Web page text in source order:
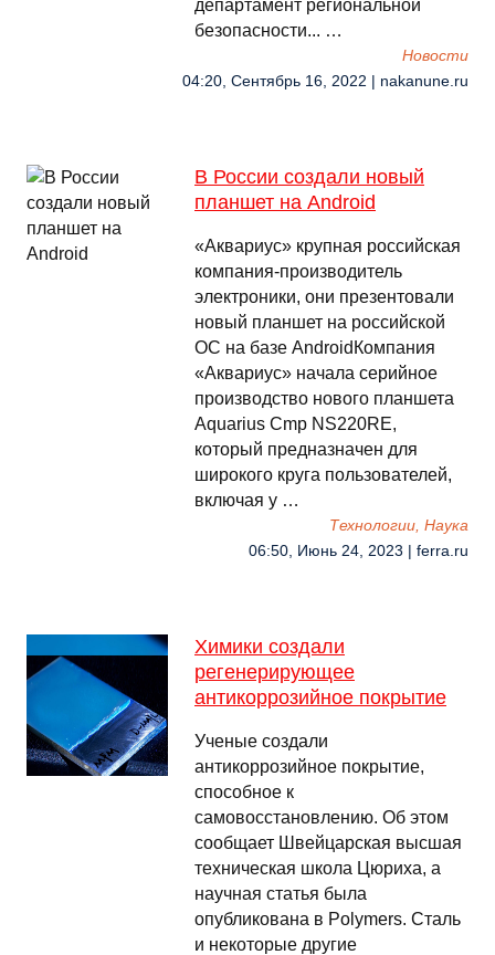
департамент региональной
безопасности... …
Новости
04:20, Сентябрь 16, 2022 | nakanune.ru
В России создали новый
планшет на Android
«Аквариус» крупная российская
компания-производитель
электроники, они презентовали
новый планшет на российской
ОС на базе AndroidКомпания
«Аквариус» начала серийное
производство нового планшета
Aquarius Cmp NS220RE,
который предназначен для
широкого круга пользователей,
включая у …
Технологии, Наука
06:50, Июнь 24, 2023 | ferra.ru
Химики создали
регенерирующее
антикоррозийное покрытие
Ученые создали
антикоррозийное покрытие,
способное к
самовосстановлению. Об этом
сообщает Швейцарская высшая
техническая школа Цюриха, а
научная статья была
опубликована в Polymers. Сталь
и некоторые другие